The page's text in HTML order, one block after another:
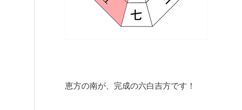
恵方の南が、完成の六白吉方です！